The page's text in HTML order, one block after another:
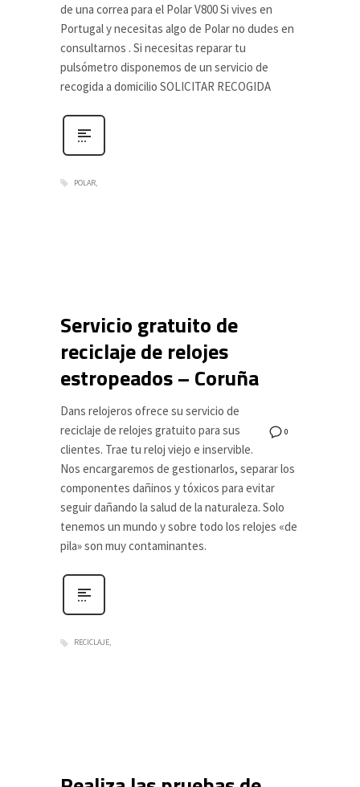
de una correa para el Polar V800 Si vives en
Portugal y necesitas algo de Polar no dudes en
consultarnos . Si necesitas reparar tu
pulsómetro disponemos de un servicio de
recogida a domicilio SOLICITAR RECOGIDA
POLAR
Servicio gratuito de
reciclaje de relojes
estropeados – Coruña
0
Dans relojeros ofrece su servicio de
reciclaje de relojes gratuito para sus
clientes. Trae tu reloj viejo e inservible.
Nos encargaremos de gestionarlos, separar los
componentes dañinos y tóxicos para evitar
seguir dañando la salud de la naturaleza. Solo
tenemos un mundo y sobre todo los relojes «de
pila» son muy contaminantes.
RECICLAJE